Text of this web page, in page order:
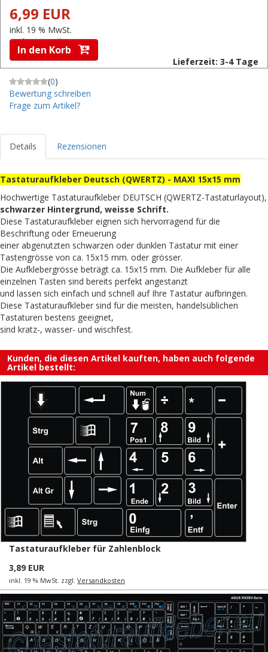
6,99 EUR
inkl. 19 % MwSt.
zzgl.Versandkosten
Lieferzeit: 3-4 Tage
In den Korb
(0)
Bewertung schreiben
Frage zum Artikel?
Details Rezensionen
Tastaturaufkleber Deutsch (QWERTZ) - MAXI 15x15 mm
Hochwertige Tastaturaufkleber DEUTSCH (QWERTZ-Tastaturlayout),
schwarzer Hintergrund, weisse Schrift.
Diese Tastaturaufkleber eignen sich hervorragend für die
Beschriftung oder Erneuerung
einer abgenutzten schwarzen oder dunklen Tastatur mit einer
Tastengrösse von ca. 15x15 mm. oder grösser.
Die Aufklebergrösse beträgt ca. 15x15 mm. Die Aufkleber für alle
einzelnen Tasten sind bereits perfekt angestanzt
und lassen sich einfach und schnell auf Ihre Tastatur aufbringen.
Diese Tastaturaufkleber sind für die meisten, handelsüblichen
Tastaturen bestens geeignet,
sind kratz-, wasser- und wischfest.
Kunden, die diesen Artikel kauften, haben auch folgende
Artikel bestellt:
Tastaturaufkleber für Zahlenblock
3,89 EUR
inkl. 19 % MwSt. zzgl. Versandkosten